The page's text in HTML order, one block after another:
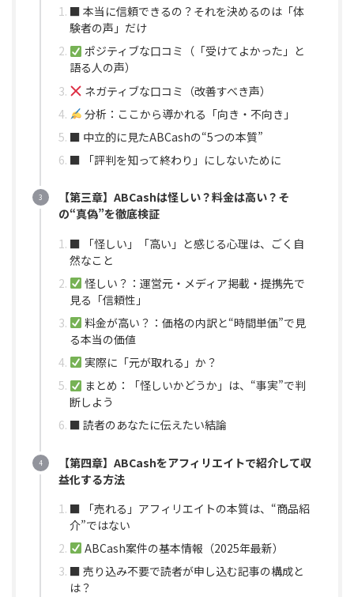
■ 本当に信頼できるの？それを決めるのは「体
験者の声」だけ
ポジティブな口コミ（「受けてよかった」と
語る人の声）
ネガティブな口コミ（改善すべき声）
分析：ここから導かれる「向き・不向き」
■ 中立的に見たABCashの“5つの本質”
■ 「評判を知って終わり」にしないために
【第三章】ABCashは怪しい？料金は高い？そ
の“真偽”を徹底検証
■ 「怪しい」「高い」と感じる心理は、ごく自
然なこと
怪しい？：運営元・メディア掲載・提携先で
見る「信頼性」
料金が高い？：価格の内訳と“時間単価”で見
る本当の価値
実際に「元が取れる」か？
まとめ：「怪しいかどうか」は、“事実”で判
断しよう
■ 読者のあなたに伝えたい結論
【第四章】ABCashをアフィリエイトで紹介して収
益化する方法
■ 「売れる」アフィリエイトの本質は、“商品紹
介”ではない
ABCash案件の基本情報（2025年最新）
■ 売り込み不要で読者が申し込む記事の構成と
は？